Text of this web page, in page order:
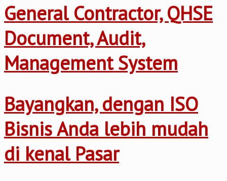
General Contractor, QHSE
Document, Audit,
Management System
Bayangkan, dengan ISO
Bisnis Anda lebih mudah
di kenal Pasar